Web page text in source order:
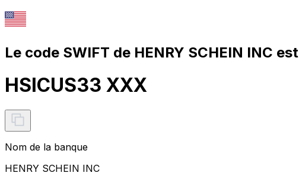
Le code SWIFT de HENRY SCHEIN INC est
HSICUS33 XXX
Nom de la banque
HENRY SCHEIN INC